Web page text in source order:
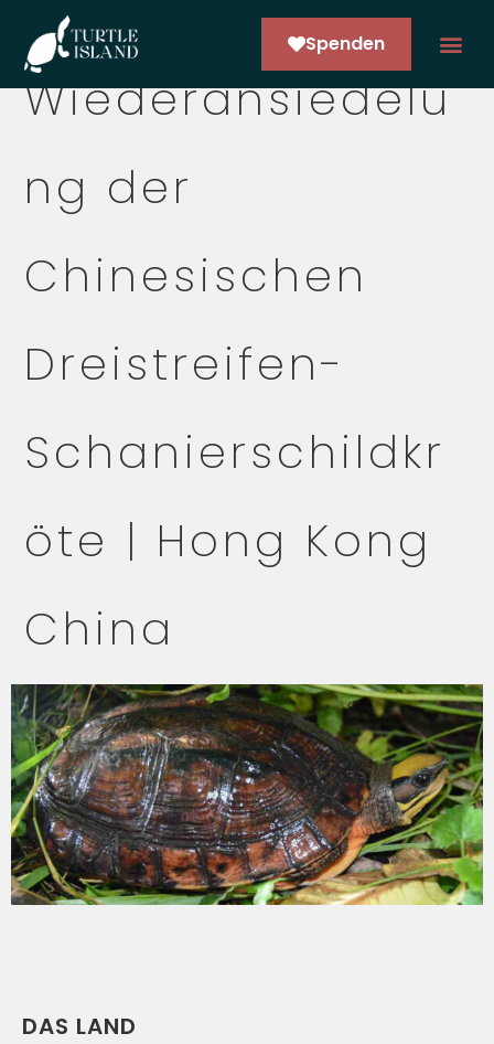
Spenden
Wiederansiedelu
ng der
Chinesischen
Dreistreifen-
Schanierschildkr
öte | Hong Kong
China
DAS LAND